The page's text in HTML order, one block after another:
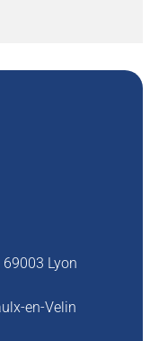
69003 Lyon
en-Velin